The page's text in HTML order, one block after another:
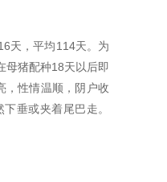
天，平均114天。为
母猪配种18天以后即
，性情温顺，阴户收
垂或夹着尾巴走。